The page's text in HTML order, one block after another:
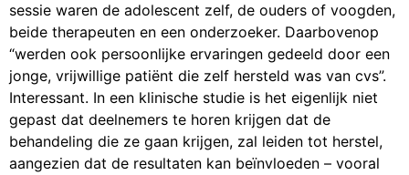
sessie waren de adolescent zelf, de ouders of voogden,
beide therapeuten en een onderzoeker. Daarbovenop
“werden ook persoonlijke ervaringen gedeeld door een
jonge, vrijwillige patiënt die zelf hersteld was van cvs”.
Interessant. In een klinische studie is het eigenlijk niet
gepast dat deelnemers te horen krijgen dat de
behandeling die ze gaan krijgen, zal leiden tot herstel,
aangezien dat de resultaten kan beïnvloeden – vooral